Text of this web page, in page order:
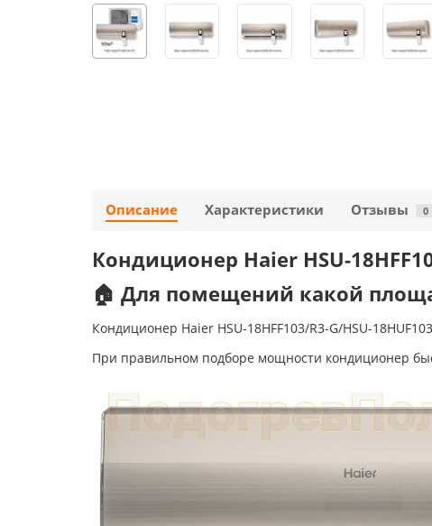
Описание Характеристики Отзывы 0
Кондиционер Haier HSU-
🏠 Для помещений какой
Кондиционер Haier HSU-18HFF103/R3-G/HSU-
При правильном подборе мощности кондиционер